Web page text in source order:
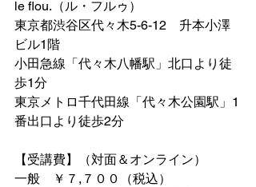
le flou.（ル・フルゥ）
東京都渋谷区代々木5-6-12　升本小澤
ビル1階
小田急線「代々木八幡駅」北口より徒
歩1分
東京メトロ千代田線「代々木公園駅」1
番出口より徒歩2分
【受講費】（対面＆オンライン）
一般　￥７,７００（税込）